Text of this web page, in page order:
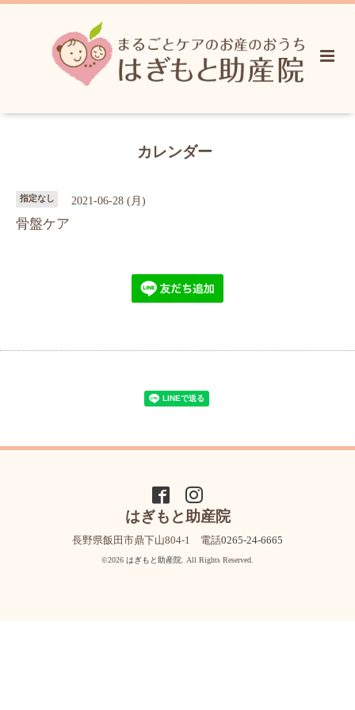
カレンダー
指定なし 2021-06-28 (月)
骨盤ケア
はぎもと助産院
長野県飯田市鼎下山804-1 電話0265-24-6665
©2026 はぎもと助産院 . All Rights Reserved.